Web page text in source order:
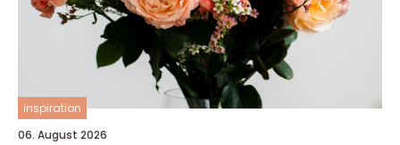
inspiration
06. August 2026